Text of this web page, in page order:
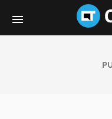
notícias e reviews